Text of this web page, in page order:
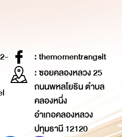
: themomentrangsit
: ซอยคลองหลวง 25
ถนนพหลโยธิน ตำบล
คลองหนึ่ง
อำเภอคลองหลวง
ปทุมธานี 12120